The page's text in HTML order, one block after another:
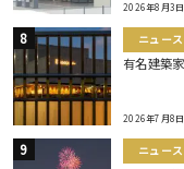
2026年8月3日
ニュース
有名建築
2026年7月8日
ニュース